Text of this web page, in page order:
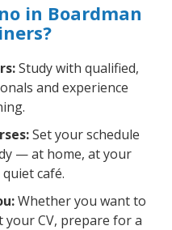
in Boardman
Study with qualified,
and experience
Set your schedule
— at home, at your
café.
Whether you want to
CV, prepare for a